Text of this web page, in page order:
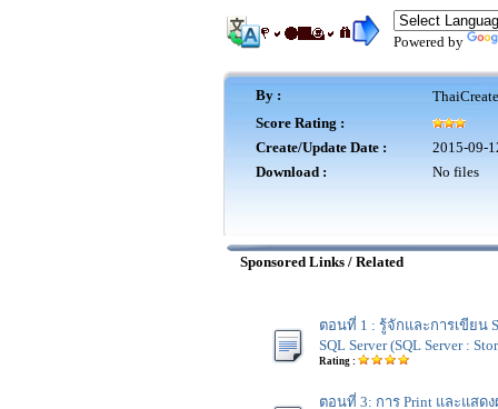
Powered by
By :
Score Rating :
Create/Update Date :
2015-09-
Download :
No files
Sponsored Links / Related
ตอนที่ 1 : รู้จักและการเขียน
SQL Server (SQL Server :
Rating :
ตอนที่ 3: การ Print และแสดง